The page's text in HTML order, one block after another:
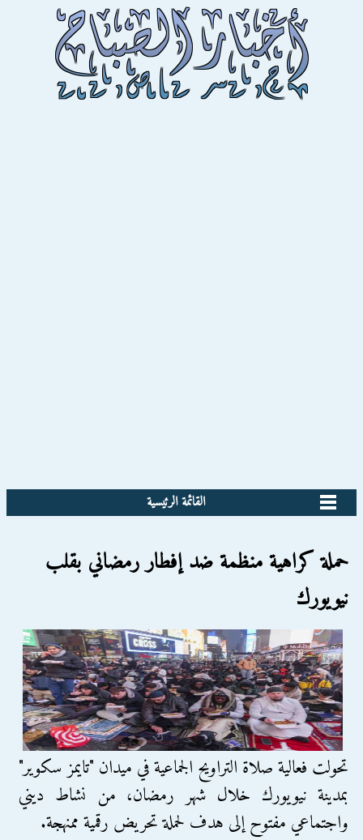
القائمة الرئيسية
حملة كراهية منظمة ضد إفطار رمضاني بقلب
نيويورك
تحولت فعالية صلاة التراويح الجماعية في ميدان "تايمز سكوير"
بمدينة نيويورك خلال شهر رمضان، من نشاط ديني
واجتماعي مفتوح إلى هدف لحملة تحريض رقمية ممنهجة.